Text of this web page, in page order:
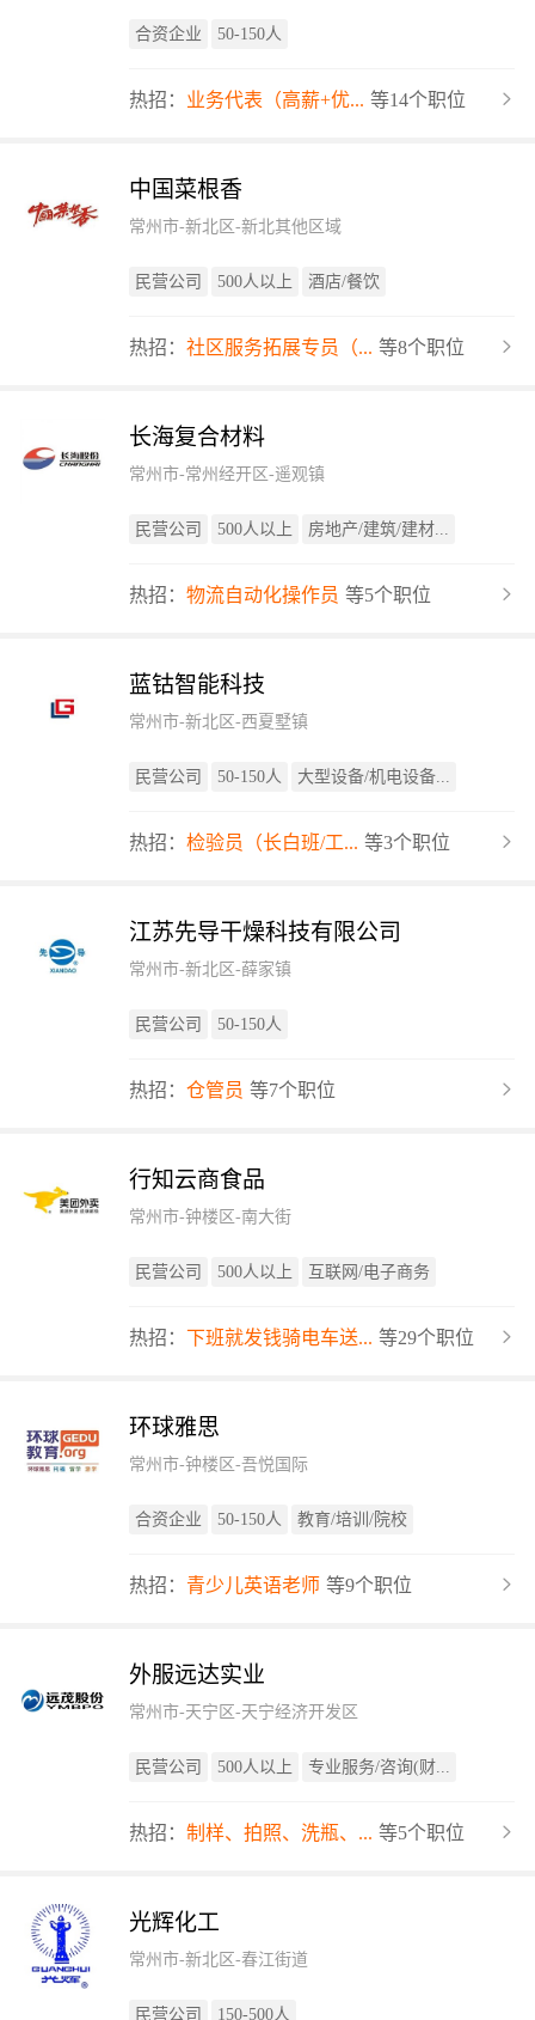
合资企业 50-150人
热招： 业务代表（高薪+优... 等14个职位
中国菜根香
常州市-新北区-新北其他区域
民营公司 500人以上 酒店/餐饮
热招： 社区服务拓展专员（... 等8个职位
长海复合材料
常州市-常州经开区-遥观镇
民营公司 500人以上 房地产/建筑/建材...
热招： 物流自动化操作员 等5个职位
蓝钴智能科技
常州市-新北区-西夏墅镇
民营公司 50-150人 大型设备/机电设备...
热招： 检验员（长白班/工... 等3个职位
江苏先导干燥科技有限公司
常州市-新北区-薛家镇
民营公司 50-150人
热招： 仓管员 等7个职位
行知云商食品
常州市-钟楼区-南大街
民营公司 500人以上 互联网/电子商务
热招： 下班就发钱骑电车送... 等29个职位
环球雅思
常州市-钟楼区-吾悦国际
合资企业 50-150人 教育/培训/院校
热招： 青少儿英语老师 等9个职位
外服远达实业
常州市-天宁区-天宁经济开发区
民营公司 500人以上 专业服务/咨询(财...
热招： 制样、拍照、洗瓶、... 等5个职位
光辉化工
常州市-新北区-春江街道
民营公司 150-500人